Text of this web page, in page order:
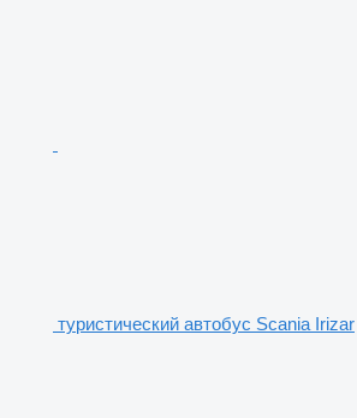
туристический автобус Scania Irizar